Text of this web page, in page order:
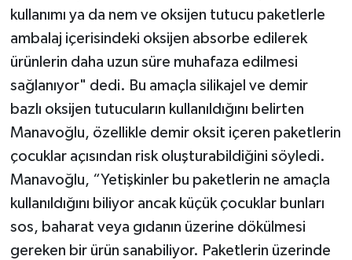
kullanımı ya da nem ve oksijen tutucu paketlerle
ambalaj içerisindeki oksijen absorbe edilerek
ürünlerin daha uzun süre muhafaza edilmesi
sağlanıyor" dedi. Bu amaçla silikajel ve demir
bazlı oksijen tutucuların kullanıldığını belirten
Manavoğlu, özellikle demir oksit içeren paketlerin
çocuklar açısından risk oluşturabildiğini söyledi.
Manavoğlu, “Yetişkinler bu paketlerin ne amaçla
kullanıldığını biliyor ancak küçük çocuklar bunları
sos, baharat veya gıdanın üzerine dökülmesi
gereken bir ürün sanabiliyor. Paketlerin üzerinde